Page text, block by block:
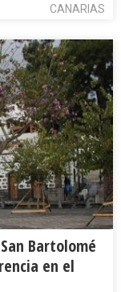
CANARIAS
Bartolomé
en el